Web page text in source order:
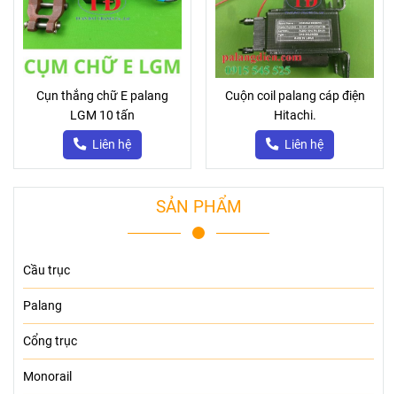
Cụn thắng chữ E palang
LGM 10 tấn
Liên hệ
Cuộn coil palang cáp điện
Hitachi.
Liên hệ
SẢN PHẨM
Cầu trục
Palang
Cổng trục
Monorail